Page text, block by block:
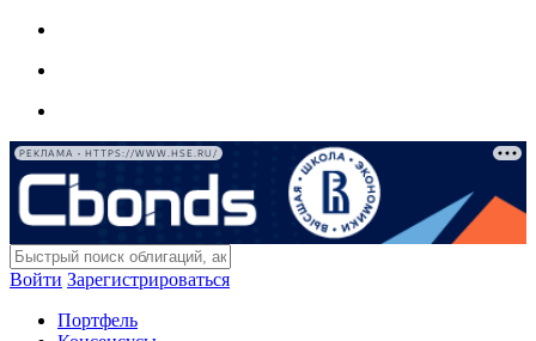
РЕКЛАМА • HTTPS://WWW.HSE.RU/
Войти Зарегистрироваться
Портфель